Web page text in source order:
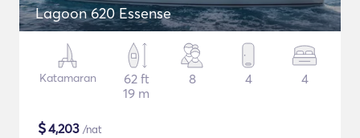
Lagoon 620 Essense
Katamaran
62 ft
19 m
8 4 4
$4,203 /nat